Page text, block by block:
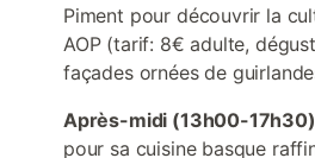
Piment pour découvrir la
AOP (tarif: 8€ adulte,
façades ornées de
Après-midi (13h00-
pour sa cuisine basque